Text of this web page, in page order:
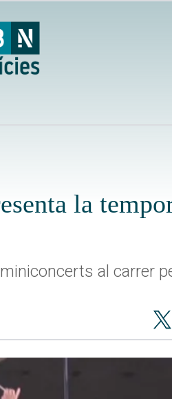
la
al carrer